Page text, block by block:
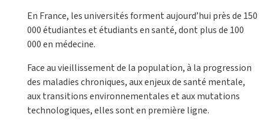
En France, les universités forment aujourd’hui près de 150
000 étudiantes et étudiants en santé, dont plus de 100
000 en médecine.
Face au vieillissement de la population, à la progression
des maladies chroniques, aux enjeux de santé mentale,
aux transitions environnementales et aux mutations
technologiques, elles sont en première ligne.